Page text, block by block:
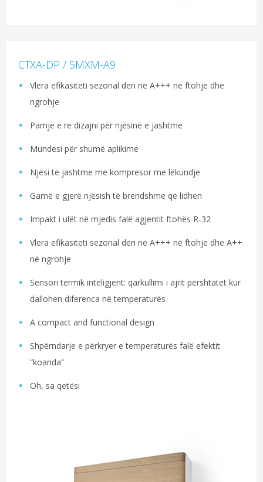
CTXA-DP / 5MXM-A9
Vlera efikasiteti sezonal deri në A+++ në ftohje dhe
ngrohje
Pamje e re dizajni për njësinë e jashtme
Mundësi për shumë aplikime
Njësi të jashtme me kompresor me lëkundje
Gamë e gjerë njësish të brendshme që lidhen
Impakt i ulët në mjedis falë agjentit ftohës R-32
Vlera efikasiteti sezonal deri në A+++ në ftohje dhe A++
në ngrohje
Sensori termik inteligjent: qarkullimi i ajrit përshtatet kur
dallohen diferenca në temperaturës
A compact and functional design
Shpërndarje e përkryer e temperaturës falë efektit
“koanda”
Oh, sa qetësi